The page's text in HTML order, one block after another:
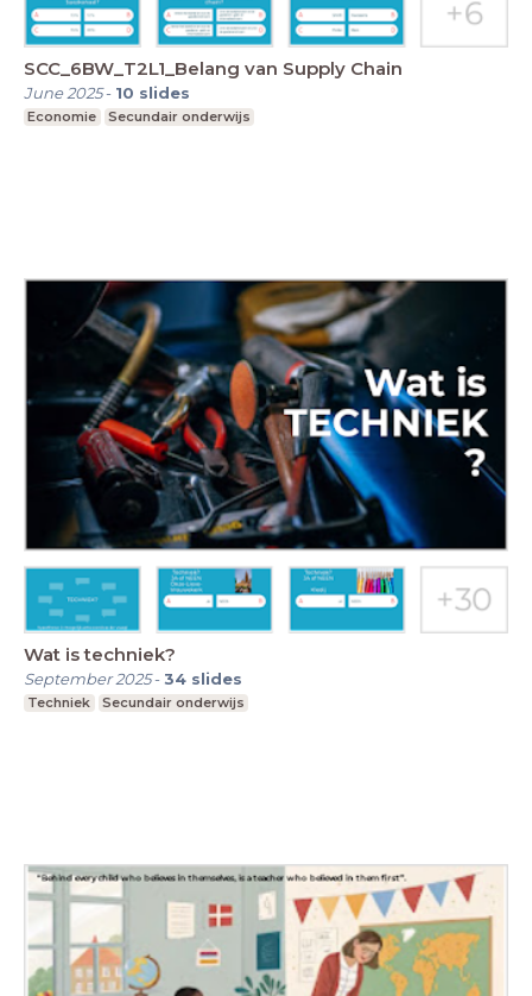
SCC_6BW_T2L1_Belang van Supply Chain
June 2025- 10 slides
Economie Secundair onderwijs
Wat is techniek?
September 2025-34 slides
Techniek Secundair onderwijs